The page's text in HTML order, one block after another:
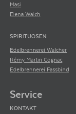
Masi
Elena Walch
SPIRITUOSEN
Edelbrennerei Walcher
Rémy Martin Cognac
Edelbrennerei Fassbind
Service
KONTAKT